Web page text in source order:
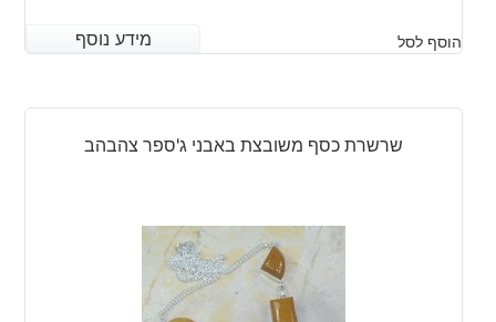
מידע נוסף הוסף לסל מידע נוסף
שרשרת כסף משובצת באבני ג'ספר צהבהב